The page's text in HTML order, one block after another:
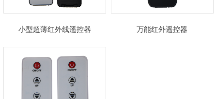
小型超薄红外线遥控器 万能红外遥控器